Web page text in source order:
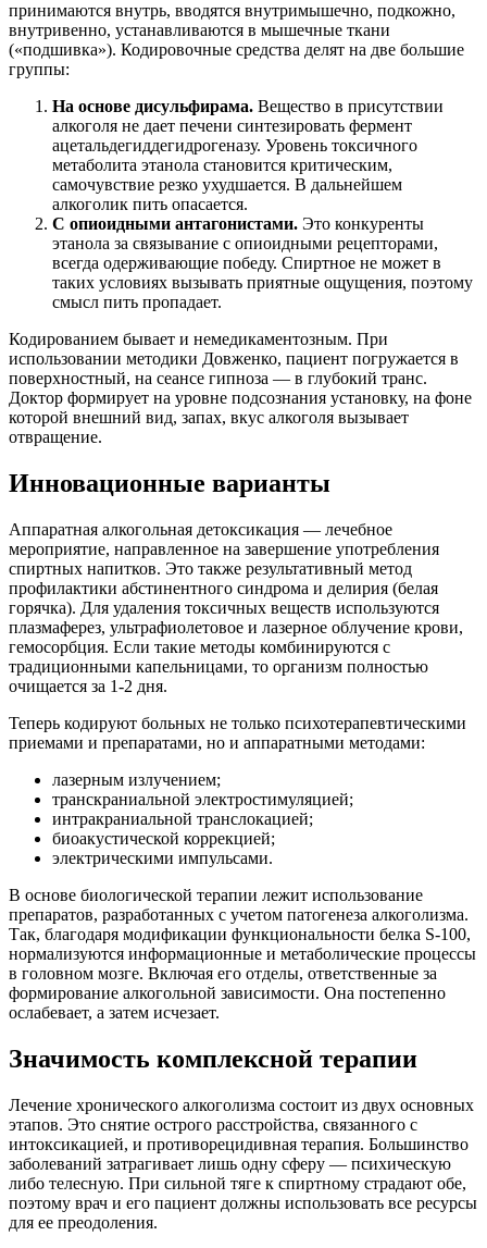
принимаются внутрь, вводятся внутримышечно, подкожно,
внутривенно, устанавливаются в мышечные ткани
(«подшивка»). Кодировочные средства делят на две большие
группы:
На основе дисульфирама. Вещество в присутствии
алкоголя не дает печени синтезировать фермент
ацетальдегиддегидрогеназу. Уровень токсичного
метаболита этанола становится критическим,
самочувствие резко ухудшается. В дальнейшем
алкоголик пить опасается.
С опиоидными антагонистами. Это конкуренты
этанола за связывание с опиоидными рецепторами,
всегда одерживающие победу. Спиртное не может в
таких условиях вызывать приятные ощущения, поэтому
смысл пить пропадает.
Кодированием бывает и немедикаментозным. При
использовании методики Довженко, пациент погружается в
поверхностный, на сеансе гипноза — в глубокий транс.
Доктор формирует на уровне подсознания установку, на фоне
которой внешний вид, запах, вкус алкоголя вызывает
отвращение.
Инновационные варианты
Аппаратная алкогольная детоксикация — лечебное
мероприятие, направленное на завершение употребления
спиртных напитков. Это также результативный метод
профилактики абстинентного синдрома и делирия (белая
горячка). Для удаления токсичных веществ используются
плазмаферез, ультрафиолетовое и лазерное облучение крови,
гемосорбция. Если такие методы комбинируются с
традиционными капельницами, то организм полностью
очищается за 1-2 дня.
Теперь кодируют больных не только психотерапевтическими
приемами и препаратами, но и аппаратными методами:
лазерным излучением;
транскраниальной электростимуляцией;
интракраниальной транслокацией;
биоакустической коррекцией;
электрическими импульсами.
В основе биологической терапии лежит использование
препаратов, разработанных с учетом патогенеза алкоголизма.
Так, благодаря модификации функциональности белка S-100,
нормализуются информационные и метаболические процессы
в головном мозге. Включая его отделы, ответственные за
формирование алкогольной зависимости. Она постепенно
ослабевает, а затем исчезает.
Значимость комплексной терапии
Лечение хронического алкоголизма состоит из двух основных
этапов. Это снятие острого расстройства, связанного с
интоксикацией, и противорецидивная терапия. Большинство
заболеваний затрагивает лишь одну сферу — психическую
либо телесную. При сильной тяге к спиртному страдают обе,
поэтому врач и его пациент должны использовать все ресурсы
для ее преодоления.